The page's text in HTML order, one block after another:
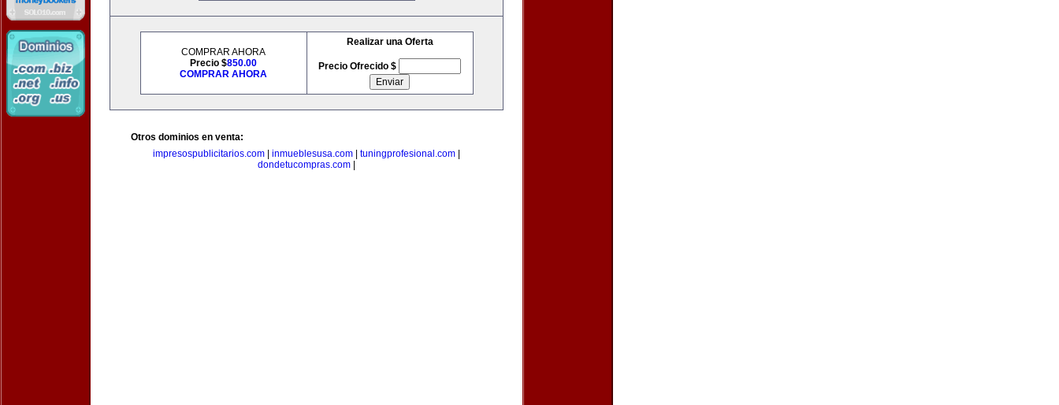
COMPRAR AHORA
Precio $850.00
COMPRAR AHORA
Realizar una Oferta
Precio Ofrecido $
Otros dominios en venta:
impresospublicitarios.com
inmueblesusa.com tuningprofesional.com
dondetucompras.com